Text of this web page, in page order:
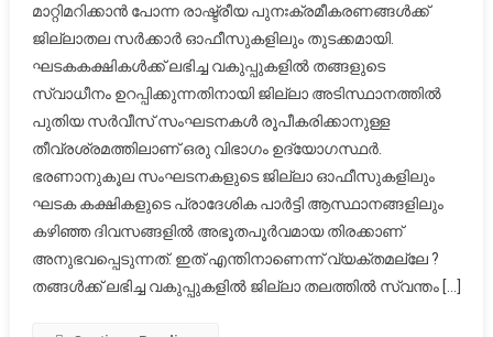
ഓഫീസുകൾ
സംഘടനകൾ
ലക്ഷ്യം
ഭരണത്തിലെ
കൈകടത്തൽ
എന്ന്
വ്യക്തം
മാറ്റിമറിക്കാൻ പോന്ന രാഷ്ട്രീയ പുനഃക്രമീകരണങ്ങൾക്ക്
ജില്ലാതല സർക്കാർ ഓഫീസുകളിലും തുടക്കമായി.
ഘടകകക്ഷികൾക്ക് ലഭിച്ച വകുപ്പുകളിൽ തങ്ങളുടെ
സ്വാധീനം ഉറപ്പിക്കുന്നതിനായി ജില്ലാ അടിസ്ഥാനത്തിൽ
പുതിയ സർവീസ് സംഘടനകൾ രൂപീകരിക്കാനുള്ള
തീവ്രശ്രമത്തിലാണ് ഒരു വിഭാഗം ഉദ്യോഗസ്ഥർ.
ഭരണാനുകൂല സംഘടനകളുടെ ജില്ലാ ഓഫീസുകളിലും
ഘടക കക്ഷികളുടെ പ്രാദേശിക പാർട്ടി ആസ്ഥാനങ്ങളിലും
കഴിഞ്ഞ ദിവസങ്ങളിൽ അഭൂതപൂർവമായ തിരക്കാണ്
അനുഭവപ്പെടുന്നത്. ഇത് എന്തിനാണെന്ന് വ്യക്തമല്ലേ ?
തങ്ങൾക്ക് ലഭിച്ച വകുപ്പുകളിൽ ജില്ലാ തലത്തിൽ സ്വന്തം […]